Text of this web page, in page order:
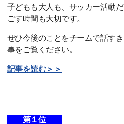
子どもも大人も、サッカー活動
ごす時間も大切です。
ぜひ今後のことをチームで話す
事をご覧ください。
記事を読む＞＞
第１位